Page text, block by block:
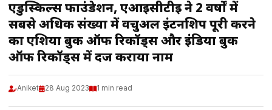
एडुस्किल्स फाउंडेशन, एआईसीटीई ने 2 वर्षों में
सबसे अधिक संख्या में वर्चुअल इंटर्नशिप पूरी करने
का एशिया बुक ऑफ रिकॉर्ड्स और इंडिया बुक
ऑफ रिकॉर्ड्स में दर्ज कराया नाम
Aniket 28 Aug 2023 1 min read